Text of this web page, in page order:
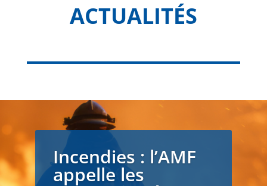
ACTUALITÉS
Incendies : l’AMF
appelle les